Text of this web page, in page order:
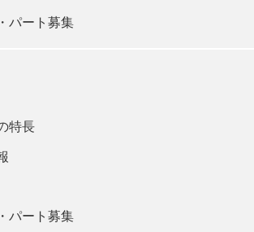
パート募集
特長
パート募集